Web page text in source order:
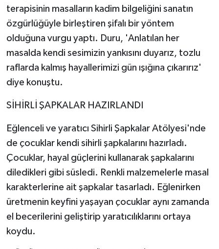
terapisinin masalların kadim bilgeliğini sanatın
özgürlüğüyle birleştiren şifalı bir yöntem
olduğuna vurgu yaptı. Duru, 'Anlatılan her
masalda kendi sesimizin yankısını duyarız, tozlu
raflarda kalmış hayallerimizi gün ışığına çıkarırız'
diye konuştu.
SİHİRLİ ŞAPKALAR HAZIRLANDI
Eğlenceli ve yaratıcı Sihirli Şapkalar Atölyesi'nde
de çocuklar kendi sihirli şapkalarını hazırladı.
Çocuklar, hayal güçlerini kullanarak şapkalarını
diledikleri gibi süsledi. Renkli malzemelerle masal
karakterlerine ait şapkalar tasarladı. Eğlenirken
üretmenin keyfini yaşayan çocuklar aynı zamanda
el becerilerini geliştirip yaratıcılıklarını ortaya
koydu.